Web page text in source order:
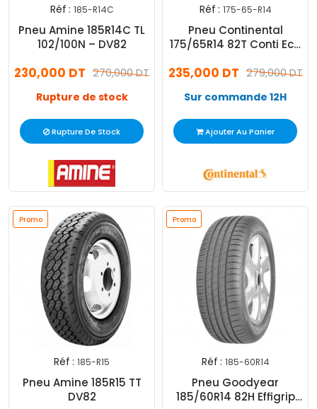
Réf : 185-R14C
Pneu Amine 185R14C TL
102/100N – DV82
270,000 DT
230,000 DT
Rupture de stock
Rupture De Stock
Réf : 175-65-R14
Pneu Continental
175/65R14 82T Conti Eco
279,000 DT
235,000 DT
Sur commande 12H
Ajouter Au Panier
Promo
Réf : 185-R15
Pneu Amine 185R15 TT
DV82
Promo
Réf : 185-60R14
Pneu Goodyear
185/60R14 82H Effigrip